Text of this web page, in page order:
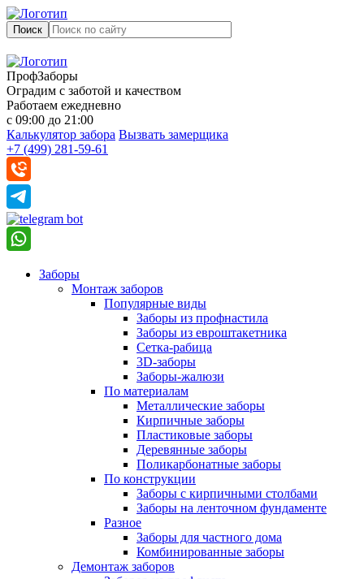
Поиск
ПрофЗаборы
Оградим с заботой и качеством
Работаем ежедневно
с 09:00 до 21:00
Калькулятор забора Вызвать замерщика
+7 (499) 281-59-61
Заборы
Монтаж заборов
Популярные виды
Заборы из профнастила
Заборы из евроштакетника
Сетка-рабица
3D-заборы
Заборы-жалюзи
По материалам
Металлические заборы
Кирпичные заборы
Пластиковые заборы
Деревянные заборы
Поликарбонатные заборы
По конструкции
Заборы с кирпичными столбами
Заборы на ленточном фундаменте
Разное
Заборы для частного дома
Комбинированные заборы
Демонтаж заборов